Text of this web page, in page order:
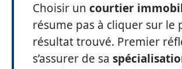
Choisir un courtier
résume pas à cliquer sur le
résultat trouvé. Premier
s’assurer de sa